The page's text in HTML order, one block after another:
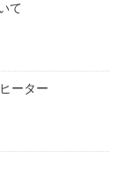
て
ーター